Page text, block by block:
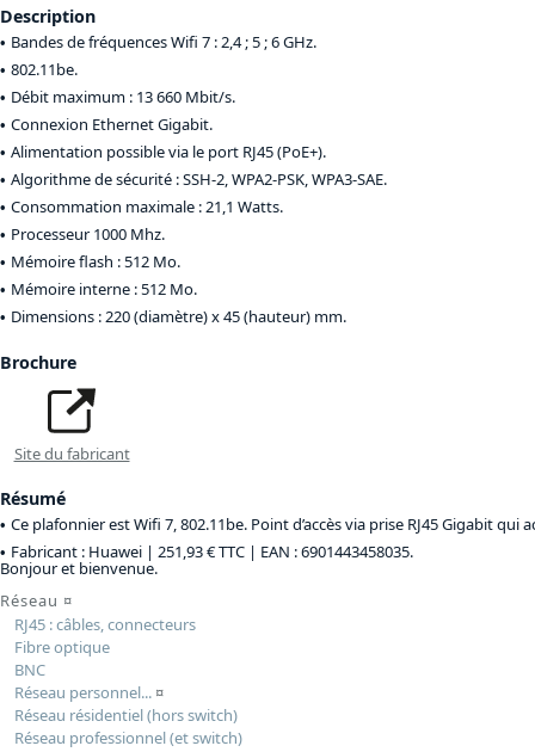
Description
Bandes de fréquences Wifi 7 : 2,4 ; 5 ; 6 GHz.
802.11be.
Débit maximum : 13 660 Mbit/s.
Connexion Ethernet Gigabit.
Alimentation possible via le port RJ45 (PoE+).
Algorithme de sécurité : SSH-2, WPA2-PSK, WPA3-SAE.
Consommation maximale : 21,1 Watts.
Processeur 1000 Mhz.
Mémoire flash : 512 Mo.
Mémoire interne : 512 Mo.
Dimensions : 220 (diamètre) x 45 (hauteur) mm.
Brochure
Site du fabricant
Résumé
Ce plafonnier est Wifi 7, 802.11be. Point d’accès via prise RJ45 Gigabit qui
Fabricant : Huawei | 251,93 € TTC | EAN : 6901443458035.
Bonjour et bienvenue.
Réseau ¤
RJ45 : câbles, connecteurs
Fibre optique
BNC
Réseau personnel...¤
Réseau résidentiel (hors switch)
Réseau professionnel (et switch)